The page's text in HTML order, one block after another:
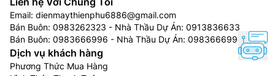
Email: dienmaythienphu6886@gmail.com
Bán Buôn: 0983262323 - Nhà Thầu Dự Án: 0913836633
Bán Buôn: 0983666996 - Nhà Thầu Dự Án: 0983666996
Dịch vụ khách hàng
Phương Thức Mua Hàng